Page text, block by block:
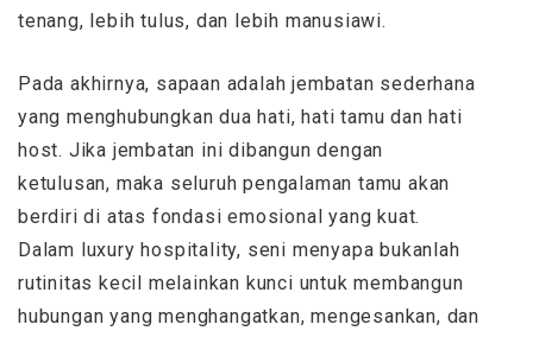
tenang, lebih tulus, dan lebih manusiawi.
Pada akhirnya, sapaan adalah jembatan sederhana
yang menghubungkan dua hati, hati tamu dan hati
host. Jika jembatan ini dibangun dengan
ketulusan, maka seluruh pengalaman tamu akan
berdiri di atas fondasi emosional yang kuat.
Dalam luxury hospitality, seni menyapa bukanlah
rutinitas kecil melainkan kunci untuk membangun
hubungan yang menghangatkan, mengesankan, dan